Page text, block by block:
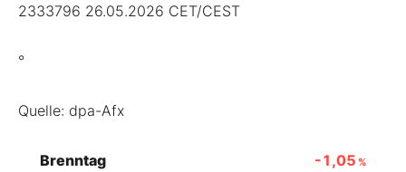
2333796 26.05.2026 CET/CEST
°
Quelle: dpa-Afx
Brenntag -1,05 %